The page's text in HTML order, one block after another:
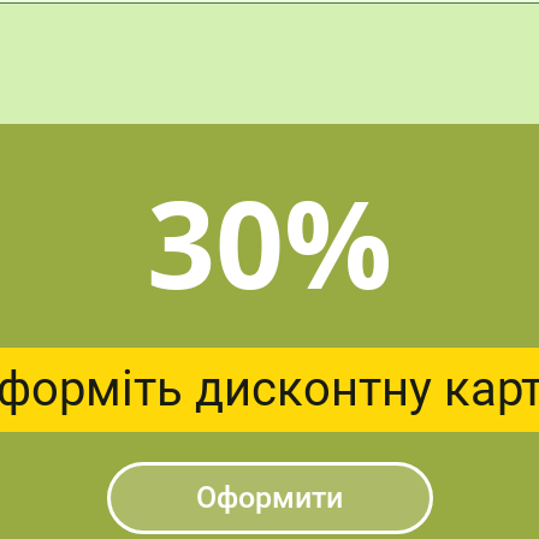
30%
дисконтну
Оформити